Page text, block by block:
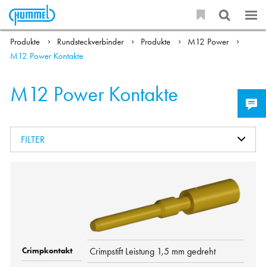
Produkte Rundsteckverbinder Produkte
M12 Power
M12 Power Kontakte
M12 Power Kontakte
FILTER
Crimpstift Leistung 1,5 mm gedreht